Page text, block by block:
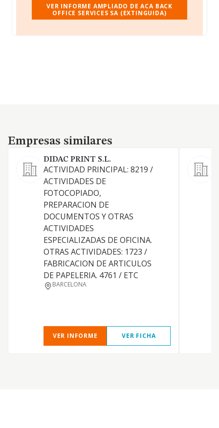
VER INFORME AMPLIADO DE ACA BACK
OFFICE SERVICES SA (EXTINGUIDA)
Empresas similares
Empresas similares
DIDAC PRINT S.L.
ACTIVIDAD PRINCIPAL: 8219 /
ACTIVIDADES DE
FOTOCOPIADO,
PREPARACION DE
DOCUMENTOS Y OTRAS
ACTIVIDADES
ESPECIALIZADAS DE OFICINA.
OTRAS ACTIVIDADES: 1723 /
FABRICACION DE ARTICULOS
DE PAPELERIA. 4761 / ETC
BARCELONA
VER INFORME VER FICHA